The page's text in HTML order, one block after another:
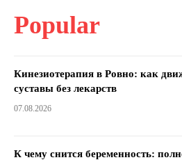
Popular
Кинезиотерапия в Ровно: как
суставы без лекарств
07.08.2026
К чему снится беременность: